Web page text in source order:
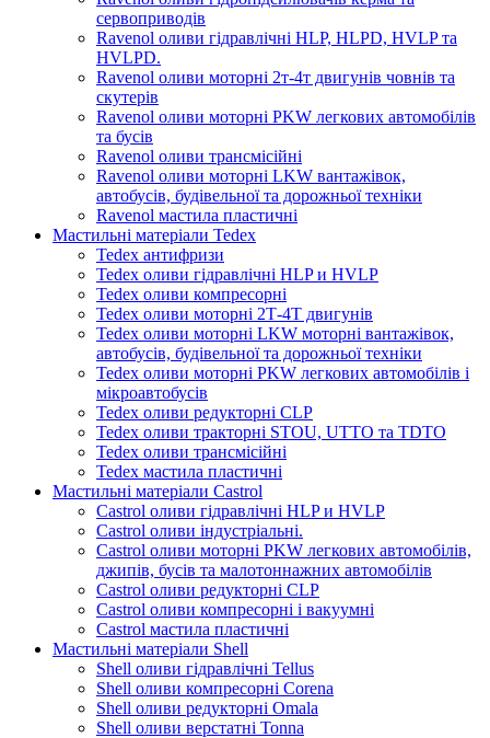
сервоприводів
Ravenol оливи гідравлічні HLP, HLPD, HVLP та
HVLPD.
Ravenol оливи моторні 2т-4т двигунів човнів та
скутерів
Ravenol оливи моторні PKW легкових автомобілів
та бусів
Ravenol оливи трансмісійні
Ravenol оливи моторні LKW вантажівок,
автобусів, будівельної та дорожньої техніки
Ravenol мастила пластичні
Мастильні матеріали Tedex
Tedex антифризи
Tedex оливи гідравлічні HLP и HVLP
Tedex оливи компресорні
Tedex оливи моторні 2Т-4Т двигунів
Tedex оливи моторні LKW моторні вантажівок,
автобусів, будівельної та дорожньої техніки
Tedex оливи моторні PKW легкових автомобілів і
мікроавтобусів
Tedex оливи редукторні CLP
Tedex оливи тракторні STOU, UTTO та TDTO
Tedex оливи трансмісійні
Tedex мастила пластичні
Мастильні матеріали Castrol
Castrol оливи гідравлічні HLP и HVLP
Castrol оливи індустріальні.
Castrol оливи моторні PKW легкових автомобілів,
джипів, бусів та малотоннажних автомобілів
Castrol оливи редукторні CLP
Castrol оливи компресорні і вакуумні
Castrol мастила пластичні
Мастильні матеріали Shell
Shell оливи гідравлічні Tellus
Shell оливи компресорні Corena
Shell оливи редукторні Omala
Shell оливи верстатні Tonna